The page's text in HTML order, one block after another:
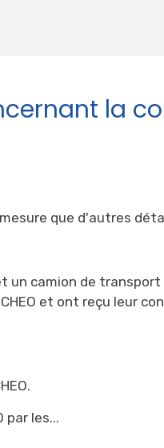
la
que d'autres
un camion de
et ont reçu leur
par les...